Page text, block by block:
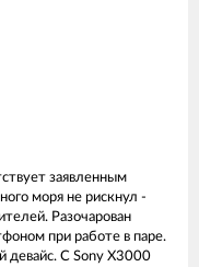
заявленным
моря не рискнул -
Разочарован
при работе в паре.
девайс. С Sony X3000